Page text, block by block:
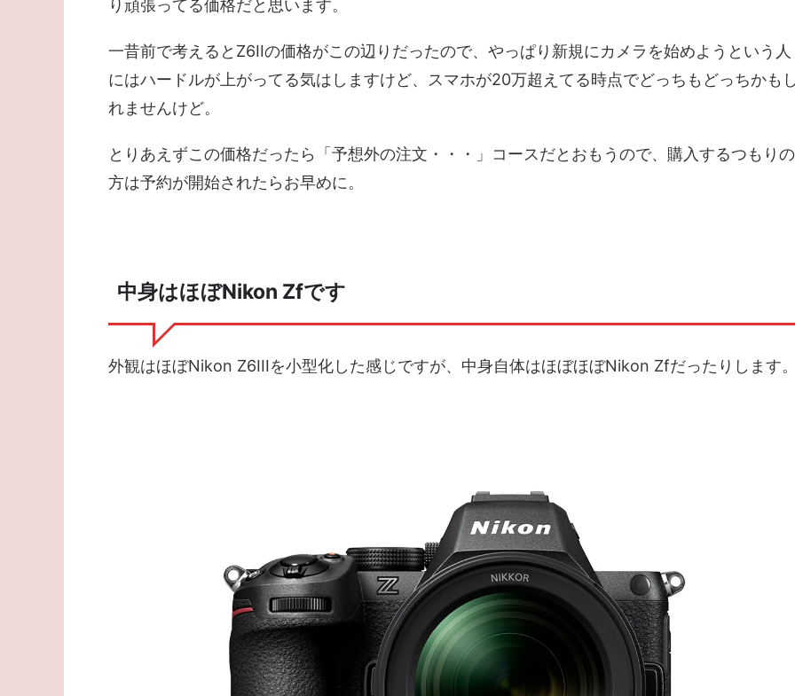
り頑張ってる価格だと思います。
一昔前で考えるとZ6IIの価格がこの辺りだったので、やっぱり新規にカメラを始めようという人
にはハードルが上がってる気はしますけど、スマホが20万超えてる時点でどっちもどっちかも
れませんけど。
とりあえずこの価格だったら「予想外の注文・・・」コースだとおもうので、購入するつもりの
方は予約が開始されたらお早めに。
中身はほぼNikon Zfです
外観はほぼNikon Z6IIIを小型化した感じですが、中身自体はほぼほぼNikon Zfだったりします